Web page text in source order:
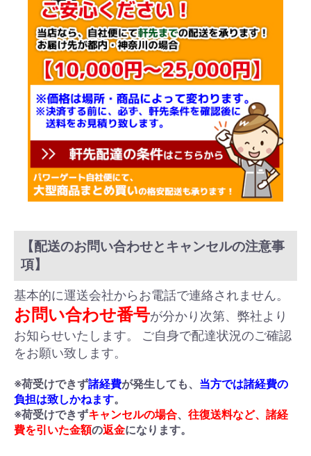
【配送のお問い合わせとキャンセルの注意事
項】
基本的に運送会社からお電話で連絡されません。
お問い合わせ番号が分かり次第、弊社より
お知らせいたします。 ご自身で配達状況のご確認
をお願い致します。
※荷受けできず諸経費が発生しても、 当方では諸経費の
負担は致しかねます。
※荷受けできずキャンセルの場合、 往復送料など、諸経
費を引いた金額の返金になります。